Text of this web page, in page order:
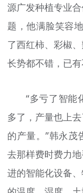
源广发种植专业
题，他满脸笑容
了西红柿、彩椒
长势都不错，已
“多亏了智能
多了，产量也上
的产量。”韩永茂
去那样费时费力
进的智能化设备